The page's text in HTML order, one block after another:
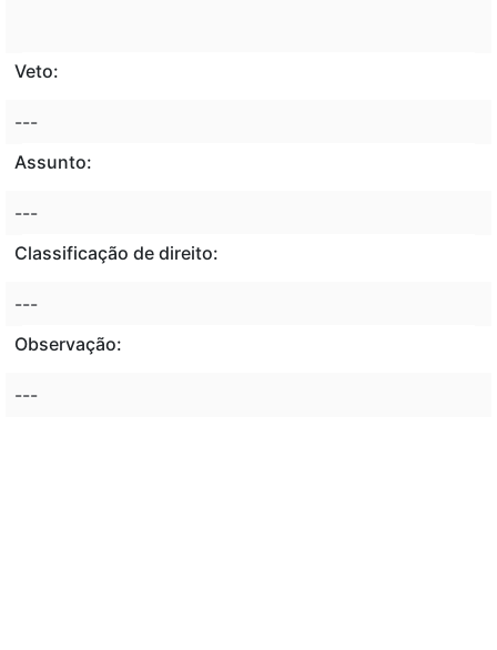
Veto:
---
Assunto:
---
Classificação de direito:
---
Observação:
---